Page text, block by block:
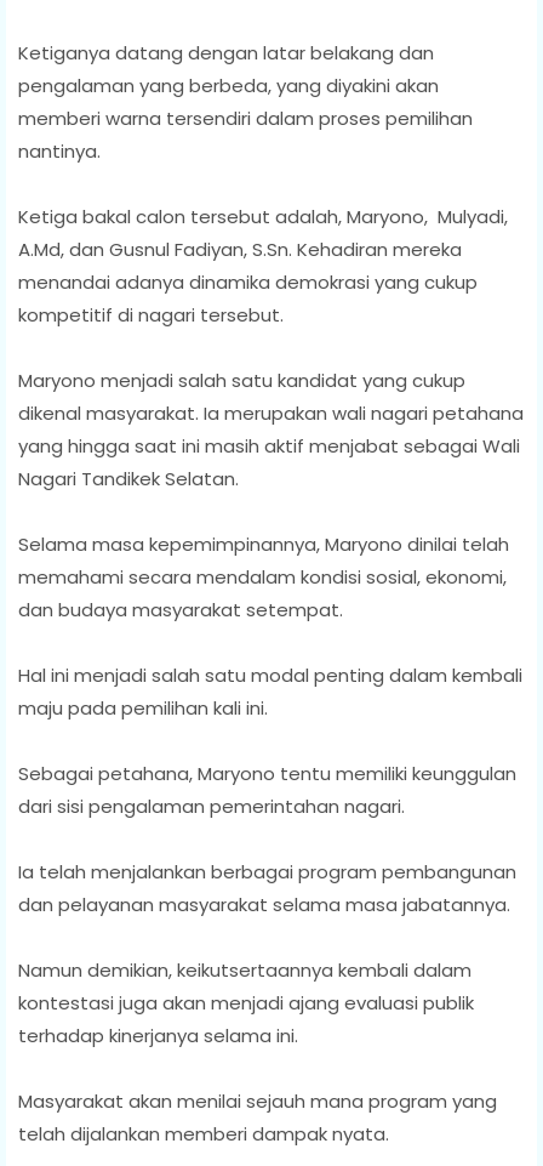
Ketiganya datang dengan latar belakang dan
pengalaman yang berbeda, yang diyakini akan
memberi warna tersendiri dalam proses pemilihan
nantinya.
Ketiga bakal calon tersebut adalah, Maryono, Mulyadi,
A.Md, dan Gusnul Fadiyan, S.Sn. Kehadiran mereka
menandai adanya dinamika demokrasi yang cukup
kompetitif di nagari tersebut.
Maryono menjadi salah satu kandidat yang cukup
dikenal masyarakat. Ia merupakan wali nagari petahana
yang hingga saat ini masih aktif menjabat sebagai Wali
Nagari Tandikek Selatan.
Selama masa kepemimpinannya, Maryono dinilai telah
memahami secara mendalam kondisi sosial, ekonomi,
dan budaya masyarakat setempat.
Hal ini menjadi salah satu modal penting dalam kembali
maju pada pemilihan kali ini.
Sebagai petahana, Maryono tentu memiliki keunggulan
dari sisi pengalaman pemerintahan nagari.
Ia telah menjalankan berbagai program pembangunan
dan pelayanan masyarakat selama masa jabatannya.
Namun demikian, keikutsertaannya kembali dalam
kontestasi juga akan menjadi ajang evaluasi publik
terhadap kinerjanya selama ini.
Masyarakat akan menilai sejauh mana program yang
telah dijalankan memberi dampak nyata.